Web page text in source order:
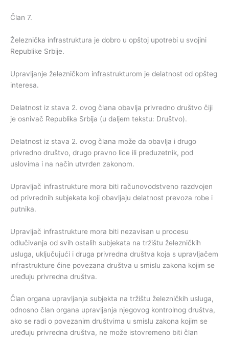
Član 7.
Železnička infrastruktura je dobro u opštoj upotrebi u svojini
Republike Srbije.
Upravljanje železničkom infrastrukturom je delatnost od opšteg
interesa.
Delatnost iz stava 2. ovog člana obavlja privredno društvo čiji
je osnivač Republika Srbija (u daljem tekstu: Društvo).
Delatnost iz stava 2. ovog člana može da obavlja i drugo
privredno društvo, drugo pravno lice ili preduzetnik, pod
uslovima i na način utvrđen zakonom.
Upravljač infrastrukture mora biti računovodstveno razdvojen
od privrednih subjekata koji obavljaju delatnost prevoza robe i
putnika.
Upravljač infrastrukture mora biti nezavisan u procesu
odlučivanja od svih ostalih subjekata na tržištu železničkih
usluga, uključujući i druga privredna društva koja s upravljačem
infrastrukture čine povezana društva u smislu zakona kojim se
uređuju privredna društva.
Član organa upravljanja subjekta na tržištu železničkih usluga,
odnosno član organa upravljanja njegovog kontrolnog društva,
ako se radi o povezanim društvima u smislu zakona kojim se
uređuju privredna društva, ne može istovremeno biti član